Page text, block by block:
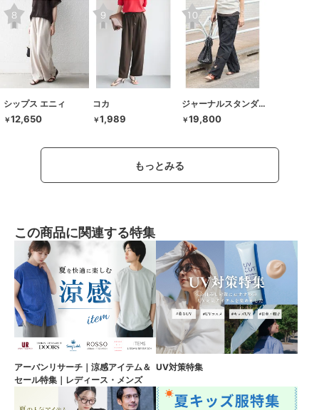
シップス エニィ
￥12,650
コカ
￥1,989
ジャーナルスタンダード
￥19,800
もっとみる
この商品に関連する特集
アーバンリサーチ｜涼感アイテム＆
セール特集｜レディース・メンズ
UV対策特集